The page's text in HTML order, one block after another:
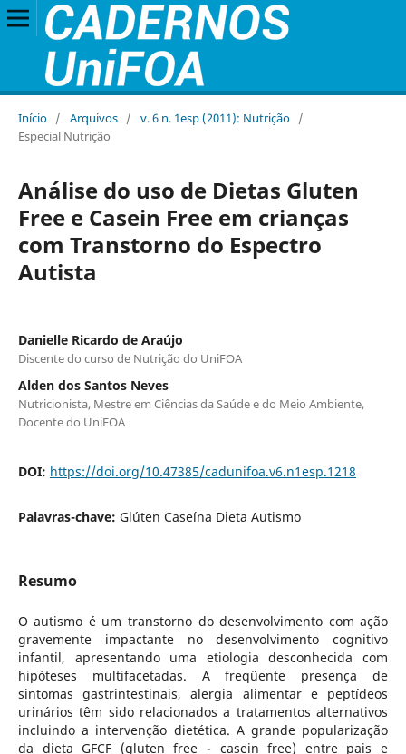
Início / Arquivos / v. 6 n. 1esp (2011): Nutrição /
Especial Nutrição
Análise do uso de Dietas Gluten
Free e Casein Free em crianças
com Transtorno do Espectro
Autista
Danielle Ricardo de Araújo
Discente do curso de Nutrição do UniFOA
Alden dos Santos Neves
Nutricionista, Mestre em Ciências da Saúde e do Meio Ambiente,
Docente do UniFOA
DOI: https://doi.org/10.47385/cadunifoa.v6.n1esp.1218
Palavras-chave: Glúten Caseína Dieta Autismo
Resumo
O autismo é um transtorno do desenvolvimento com ação
gravemente impactante no desenvolvimento cognitivo
infantil, apresentando uma etiologia desconhecida com
hipóteses multifacetadas. A freqüente presença de
sintomas gastrintestinais, alergia alimentar e peptídeos
urinários têm sido relacionados a tratamentos alternativos
incluindo a intervenção dietética. A grande popularização
da dieta GFCF (gluten free - casein free) entre pais e